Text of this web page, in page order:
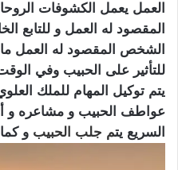
العمل يعمل الكشوفات
المقصود له العمل و للتابع
الشخص المقصود له العمل
للتأثير على الحبيب وفي
يتم توكيل المهام للملك
عواطف الحبيب و مشاعره و
السريع يتم جلب الحبيب و